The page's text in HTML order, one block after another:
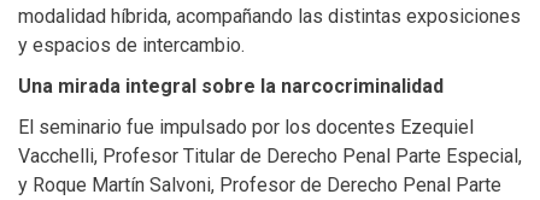
modalidad híbrida, acompañando las distintas exposiciones
y espacios de intercambio.
Una mirada integral sobre la narcocriminalidad
El seminario fue impulsado por los docentes Ezequiel
Vacchelli, Profesor Titular de Derecho Penal Parte Especial,
y Roque Martín Salvoni, Profesor de Derecho Penal Parte